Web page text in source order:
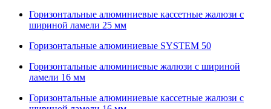
Горизонтальные алюминиевые кассетные жалюзи с
шириной ламели 25 мм
Горизонтальные алюминиевые SYSTEM 50
Горизонтальные алюминиевые жалюзи с шириной
ламели 16 мм
Горизонтальные алюминиевые кассетные жалюзи с